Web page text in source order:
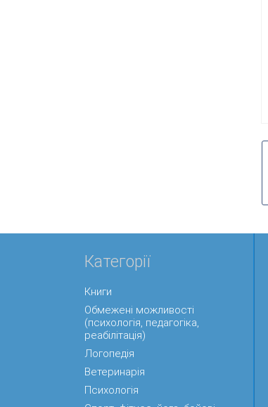
Категорії
Книги
Обмежені можливості
(психологія, педагогіка,
реабілітація)
Логопедія
Ветеринарія
Психологія